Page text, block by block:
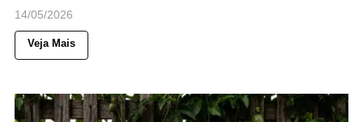
14/05/2026
Veja Mais